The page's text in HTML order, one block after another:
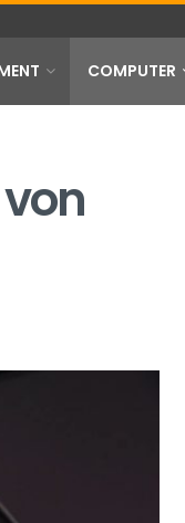
COMPUTER